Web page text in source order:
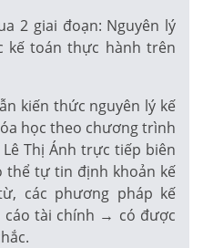
2 giai đoạn: Nguyên lý
toán thực hành trên
kiến thức nguyên lý kế
học theo chương trình
Thị Ánh trực tiếp biên
thể tự tin định khoản kế
các phương pháp kế
cáo tài chính → có được